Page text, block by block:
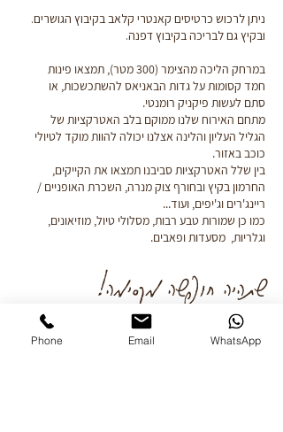
ניתן לרכוש כרטיסים קאנטרי קלאב בקיבוץ הגושרים.
ובקיץ גם לבריכה בקיבוץ דפנה.
במרחק הליכה מהצימר (300 מטר), תמצאו פינות
חמד קסומות על גדות הבאניאס להשתכשכות, או
סתם לעשות פיקניק רומנטי.
מתחם האירוח שלנו ממוקם בלב האטרקציות של
הגליל העליון והלינה אצלנו יכולה להוות מוקד לטיולי
כוכב באזור.
בין שלל האטרקציות סביבנו תמצאו את הקייקים,
החרמון בקיץ ובחורף צוק מנרה, השכרת האופניים /
ריינג'רים וג'יפים, ועוד...
כמו כן שמורות טבע רבות, מסלולי טיול, מוזיאונים,
וגלריות, מסעדות ופאבים.
שתהיה חופשה מקסימה!
לבדיקת זמינות תאריכים לחצו כאן
Phone Email WhatsApp